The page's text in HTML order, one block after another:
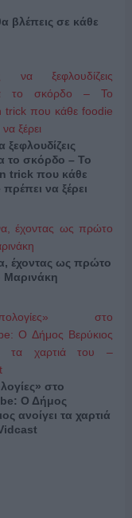
βλέπεις σε κάθε
ξεφλουδίζεις
το σκόρδο – Το
trick που κάθε
να ξέρει
έχοντας ως πρώτο
Μαρινάκη
στο
Ο Δήμος
ανοίγει τα χαρτιά